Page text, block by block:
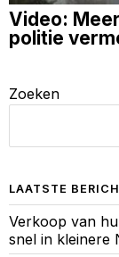
Video:
politie
Zoeken
LAATSTE
Verkoop van
snel in kleinere